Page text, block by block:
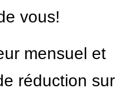
vous!
mensuel et
réduction sur